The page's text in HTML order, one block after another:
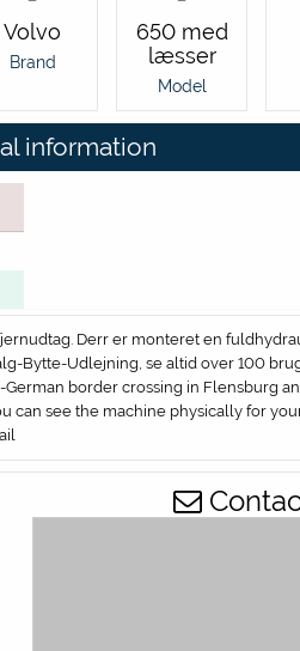
Volvo
Brand
650 med
læsser
Model
information
Derr er monteret en
Bytte-Udlejning, se altid over 100
border crossing in Flensburg
can see the machine physically for